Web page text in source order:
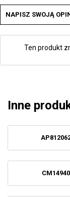
NAPISZ SWOJĄ
Ten produkt
Inne